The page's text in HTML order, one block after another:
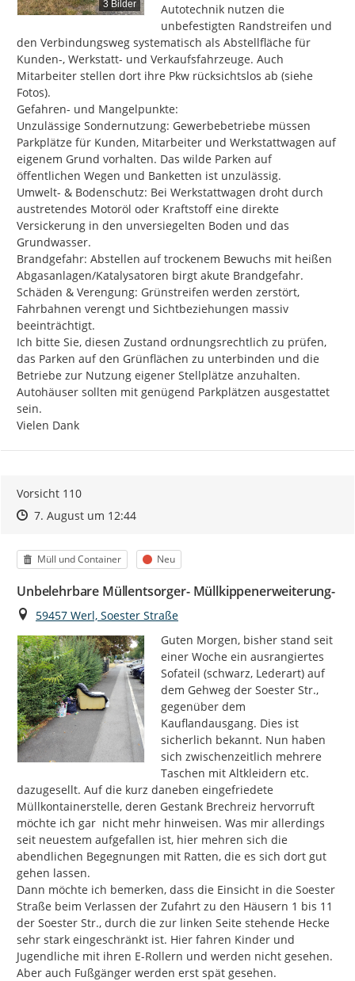
3 Bilder
Autotechnik nutzen die
unbefestigten Randstreifen und
den Verbindungsweg systematisch als Abstellfläche für
Kunden-, Werkstatt- und Verkaufsfahrzeuge. Auch
Mitarbeiter stellen dort ihre Pkw rücksichtslos ab (siehe
Fotos).
Gefahren- und Mangelpunkte:
Unzulässige Sondernutzung: Gewerbebetriebe müssen
Parkplätze für Kunden, Mitarbeiter und Werkstattwagen auf
eigenem Grund vorhalten. Das wilde Parken auf
öffentlichen Wegen und Banketten ist unzulässig.
Umwelt- & Bodenschutz: Bei Werkstattwagen droht durch
austretendes Motoröl oder Kraftstoff eine direkte
Versickerung in den unversiegelten Boden und das
Grundwasser.
Brandgefahr: Abstellen auf trockenem Bewuchs mit heißen
Abgasanlagen/Katalysatoren birgt akute Brandgefahr.
Schäden & Verengung: Grünstreifen werden zerstört,
Fahrbahnen verengt und Sichtbeziehungen massiv
beeinträchtigt.
Ich bitte Sie, diesen Zustand ordnungsrechtlich zu prüfen,
das Parken auf den Grünflächen zu unterbinden und die
Betriebe zur Nutzung eigener Stellplätze anzuhalten.
Autohäuser sollten mit genügend Parkplätzen ausgestattet
sein.
Vielen Dank
Vorsicht 110
Zeitpunkt des Erstellens
Zeitpunkt des Erstellens
7. August um 12:44Zur Äußerung
Kategorie
Müll und Container Status
Neu
Unbelehrbare Müllentsorger- Müllkippenerweiterung-
Ort
59457 Werl, Soester Straße
Guten Morgen, bisher stand seit
einer Woche ein ausrangiertes
Sofateil (schwarz, Lederart) auf
dem Gehweg der Soester Str.,
gegenüber dem
Kauflandausgang. Dies ist
sicherlich bekannt. Nun haben
sich zwischenzeitlich mehrere
Taschen mit Altkleidern etc.
dazugesellt. Auf die kurz daneben eingefriedete
Müllkontainerstelle, deren Gestank Brechreiz hervorruft
möchte ich gar  nicht mehr hinweisen. Was mir allerdings
seit neuestem aufgefallen ist, hier mehren sich die
abendlichen Begegnungen mit Ratten, die es sich dort gut
gehen lassen.
Dann möchte ich bemerken, dass die Einsicht in die Soester
Straße beim Verlassen der Zufahrt zu den Häusern 1 bis 11
der Soester Str., durch die zur linken Seite stehende Hecke
sehr stark eingeschränkt ist. Hier fahren Kinder und
Jugendliche mit ihren E-Rollern und werden nicht gesehen.
Aber auch Fußgänger werden erst spät gesehen.